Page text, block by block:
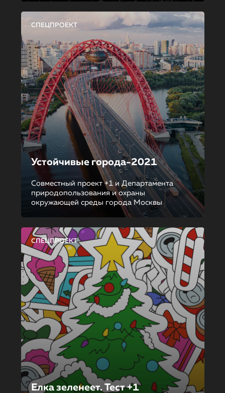
СПЕЦПРОЕКТ
Устойчивые города-2021
Совместный проект +1 и Департамента
природопользования и охраны
окружающей среды города Москвы
СПЕЦПРОЕКТ
Елка зеленеет. Тест +1